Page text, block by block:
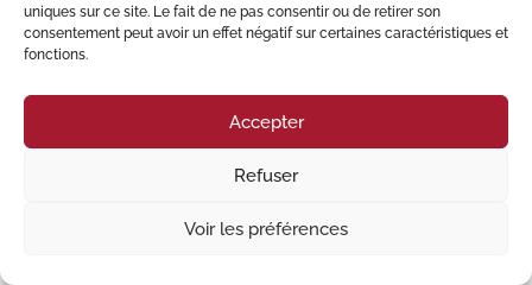
uniques sur ce site. Le fait de ne pas consentir ou de retirer son
consentement peut avoir un effet négatif sur certaines caractéristiques et
fonctions.
Accepter
Refuser
Voir les préférences